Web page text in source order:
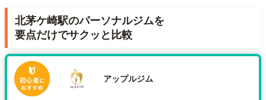
北茅ケ崎駅のパーソナルジムを
要点だけでサクッと比較
アップルジム